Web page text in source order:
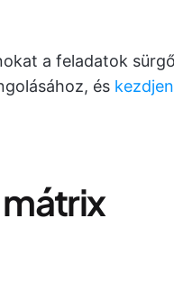
a feladatok
és